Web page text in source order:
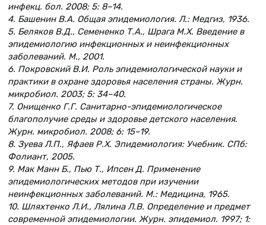
инфекц. бол. 2008; 5: 8–14.
4. Башенин В.А. Общая эпидемиология. Л.: Медгиз, 1936.
5. Беляков В.Д., Семененко Т.А., Шрага М.Х. Введение в
эпидемиологию инфекционных и неинфекционных
заболеваний. М., 2001.
6. Покровский В.И. Роль эпидемиологической науки и
практики в охране здоровья населения страны. Журн.
микробиол. 2003; 5: 34–40.
7. Онищенко Г.Г. Санитарно-эпидемиологическое
благополучие среды и здоровье детского населения.
Журн. микробиол. 2008; 6: 15–19.
8. Зуева Л.П., Яфаев Р.Х. Эпидемиология: Учебник. СПб:
Фолиант, 2005.
9. Мак Манн Б., Пью Т., Ипсен Д. Применение
эпидемиологических методов при изучении
неинфекционных заболеваний. М.: Медицина, 1965.
10. Шляхтенко Л.И., Лялина Л.В. Определение и предмет
современной эпидемиологии. Журн. эпидемиол. 1997; 1: